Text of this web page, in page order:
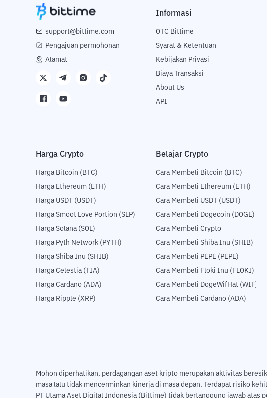
support@bittime.com
Pengajuan permohonan
Alamat
Informasi
OTC Bittime
Syarat & Ketentuan
Kebijakan Privasi
Biaya Transaksi
About Us
API
Harga Crypto
Harga Bitcoin (BTC)
Harga Ethereum (ETH)
Harga USDT (USDT)
Harga Smoot Love Portion (SLP)
Harga Solana (SOL)
Harga Pyth Network (PYTH)
Harga Shiba Inu (SHIB)
Harga Celestia (TIA)
Harga Cardano (ADA)
Harga Ripple (XRP)
Belajar Crypto
Cara Membeli Bitcoin (BTC)
Cara Membeli Ethereum (ETH)
Cara Membeli USDT (USDT)
Cara Membeli Dogecoin (DOGE)
Cara Membeli Crypto
Cara Membeli Shiba Inu (SHIB)
Cara Membeli PEPE (PEPE)
Cara Membeli Floki Inu (FLOKI)
Cara Membeli DogeWifHat (WIF)
Cara Membeli Cardano (ADA)
Mohon diperhatikan, perdagangan aset kripto merupakan aktivitas
masa lalu tidak mencerminkan kinerja di masa depan. Terdapat risiko
PT Utama Aset Digital Indonesia (Bittime) tidak bertanggung jawab atas